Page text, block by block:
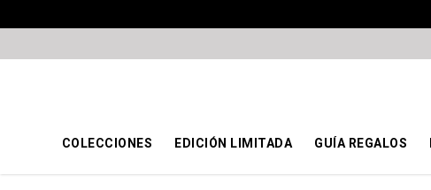
COLECCIONES EDICIÓN LIMITADA GUÍA REGALOS